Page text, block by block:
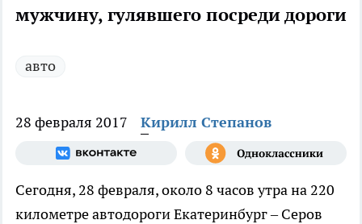
мужчину, гулявшего посреди дороги
авто
28 февраля 2017 Кирилл Степанов
Сегодня, 28 февраля, около 8 часов утра на 220
километре автодороги Екатеринбург – Серов